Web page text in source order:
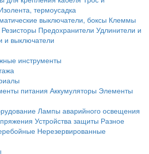
термоусадка
выключатели, боксы Клеммы
Резисторы Предохранители Удлинители и
и выключатели
инструменты
питания Аккумуляторы Элементы
Лампы аварийного освещения
Устройства защиты Разное
Нерезервированные